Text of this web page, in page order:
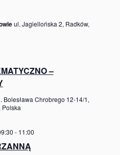
ul. Jagiellońska 2, Radków,
–
Bolesława Chrobrego 12-14/1,
Polska
- 11:00